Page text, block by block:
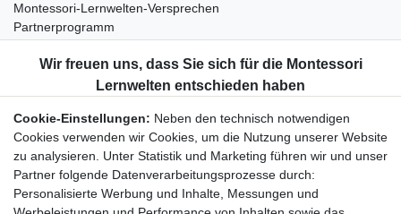
Montessori-Lernwelten-Versprechen
Partnerprogramm
Bestellung widerrufen
Datenschutzerklärung
AGB
Impressum
Aktuelles rund um Montessori-Materialien und
Montessori-Pädagogik.
Cookie-Einstellungen: Neben den technisch notwendigen
Cookies verwenden wir Cookies, um die Nutzung unserer Website
zu analysieren. Unter Statistik und Marketing führen wir und unser
Partner folgende Datenverarbeitungsprozesse durch:
Personalisierte Werbung und Inhalte, Messungen und